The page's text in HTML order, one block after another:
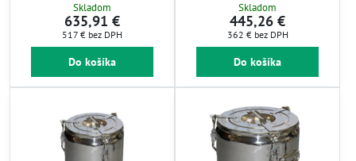
Skladom
635,91 €
517 € bez DPH
Do košíka
Skladom
445,26 €
362 € bez DPH
Do košíka